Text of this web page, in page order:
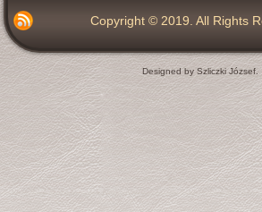
Copyright © 2019. All Rights
Designed by Szliczki József.